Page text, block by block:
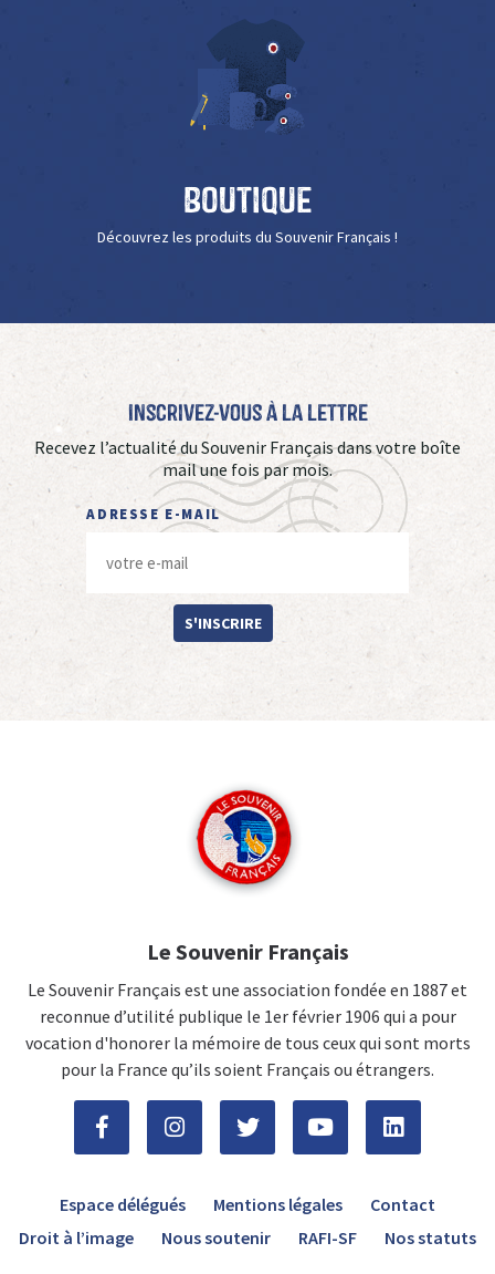
Boutique
Découvrez les produits du Souvenir Français !
Inscrivez-vous à La Lettre
Recevez l’actualité du Souvenir Français dans votre boîte
mail une fois par mois.
ADRESSE E-MAIL
S'INSCRIRE
Le Souvenir Français
Le Souvenir Français est une association fondée en 1887 et
reconnue d’utilité publique le 1er février 1906 qui a pour
vocation d'honorer la mémoire de tous ceux qui sont morts
pour la France qu’ils soient Français ou étrangers.
Espace délégués Mentions légales
Contact
Droit à l’image
Nous soutenir RAFI-SF Nos statuts